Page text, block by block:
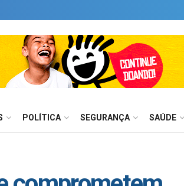
POLÍTICA SEGURANÇA SAÚDE